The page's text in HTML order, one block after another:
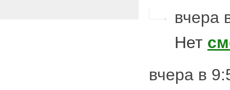
вчера
Нет
вчера в